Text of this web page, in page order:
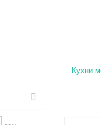
Кухни